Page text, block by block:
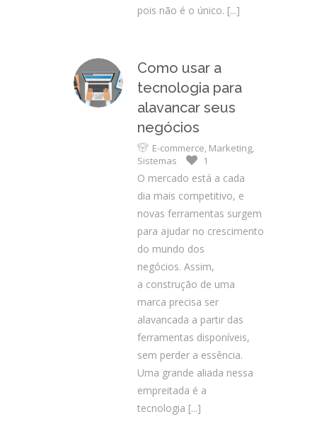
pois não é o único. [...]
Como usar a
tecnologia para
alavancar seus
negócios
E-commerce, Marketing,
Sistemas
1
O mercado está a cada
dia mais competitivo, e
novas ferramentas surgem
para ajudar no crescimento
do mundo dos
negócios. Assim,
a construção de uma
marca precisa ser
alavancada a partir das
ferramentas disponíveis,
sem perder a essência.
Uma grande aliada nessa
empreitada é a
tecnologia [...]